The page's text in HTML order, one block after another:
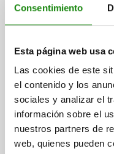
Consentimiento
Esta página web usa
Las cookies de este
el contenido y los
sociales y analizar el
información sobre el
nuestros partners de
web, quienes pueden
DISP.SUJ. DE LA
F2=3150, ACERO
FORMA=B
MATERIAL
LONGITUD=153,2
A1=109,5 A2=34,9